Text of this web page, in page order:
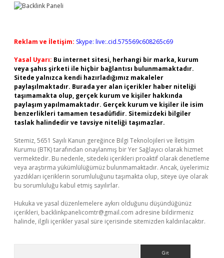
Reklam ve İletişim: Skype: live:.cid.575569c608265c69
Yasal Uyarı: Bu internet sitesi, herhangi bir marka, kurum
veya şahıs şirketi ile hiçbir bağlantısı bulunmamaktadır.
Sitede yalnızca kendi hazırladığımız makaleler
paylaşılmaktadır. Burada yer alan içerikler haber niteliği
taşımamakta olup, gerçek kurum ve kişiler hakkında
paylaşım yapılmamaktadır. Gerçek kurum ve kişiler ile isim
benzerlikleri tamamen tesadüfidir. Sitemizdeki bilgiler
taslak halindedir ve tavsiye niteliği taşımazlar.
Sitemiz, 5651 Sayılı Kanun gereğince Bilgi Teknolojileri ve İletişim
Kurumu (BTK) tarafından onaylanmış bir Yer Sağlayıcı olarak hizmet
vermektedir. Bu nedenle, sitedeki içerikleri proaktif olarak denetleme
veya araştırma yükümlülüğümüz bulunmamaktadır. Ancak, üyelerimiz
yazdıkları içeriklerin sorumluluğunu taşımakta olup, siteye üye olarak
bu sorumluluğu kabul etmiş sayılırlar.
Hukuka ve yasal düzenlemelere aykırı olduğunu düşündüğünüz
içerikleri, backlinkpanelicomtr@gmail.com adresine bildirmeniz
halinde, ilgili içerikler yasal süre içerisinde sitemizden kaldırılacaktır.